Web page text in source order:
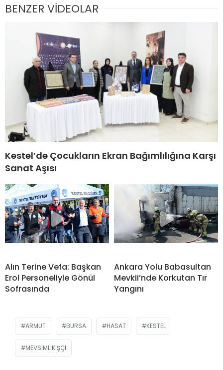
BENZER VİDEOLAR
Kestel’de Çocukların Ekran Bağımlılığına Karşı
Sanat Aşısı
Alın Terine Vefa: Başkan
Erol Personeliyle Gönül
Sofrasında
Ankara Yolu Babasultan
Mevkii’nde Korkutan Tır
Yangını
ARMUT BURSA HASAT KESTEL
MEVSIMLIKIŞÇI